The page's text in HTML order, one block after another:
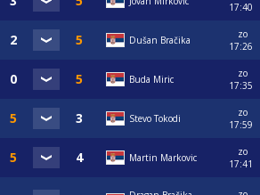
17:40
Dušan Bračika
zo
17:26
Buda Miric
zo
17:35
Stevo Tokodi
zo
17:59
Martin Markovic
zo
17:41